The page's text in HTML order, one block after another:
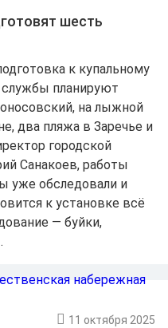
шесть
к купальному
службы планируют
на лыжной
два пляжа в Заречье и
городской
Санакоев, работы
уже обследовали и
к установке всё
— буйки,
11 октября 2025